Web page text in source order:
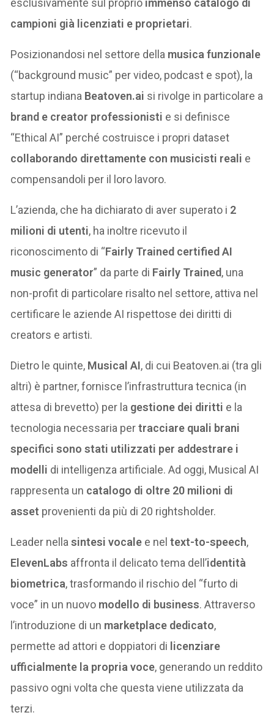
esclusivamente sul proprio immenso catalogo di
campioni già licenziati e proprietari.
Posizionandosi nel settore della musica funzionale
(“background music” per video, podcast e spot), la
startup indiana Beatoven.ai si rivolge in particolare a
brand e creator professionisti e si definisce
“Ethical AI” perché costruisce i propri dataset
collaborando direttamente con musicisti reali e
compensandoli per il loro lavoro.
L’azienda, che ha dichiarato di aver superato i 2
milioni di utenti, ha inoltre ricevuto il
riconoscimento di “Fairly Trained certified AI
music generator” da parte di Fairly Trained, una
non-profit di particolare risalto nel settore, attiva nel
certificare le aziende AI rispettose dei diritti di
creators e artisti.
Dietro le quinte, Musical AI, di cui Beatoven.ai (tra gli
altri) è partner, fornisce l’infrastruttura tecnica (in
attesa di brevetto) per la gestione dei diritti e la
tecnologia necessaria pertracciare quali brani
specifici sono stati utilizzati per addestrare i
modelli di intelligenza artificiale. Ad oggi, Musical AI
rappresenta un catalogo di oltre 20 milioni di
asset provenienti da più di 20 rightsholder.
Leader nellasintesi vocale e neltext-to-speech,
ElevenLabs affronta il delicato tema dell’identità
biometrica, trasformando il rischio del “furto di
voce” in un nuovo modello di business. Attraverso
l’introduzione di un marketplace dedicato,
permette ad attori e doppiatori di licenziare
ufficialmente la propria voce, generando un reddito
passivo ogni volta che questa viene utilizzata da
terzi.